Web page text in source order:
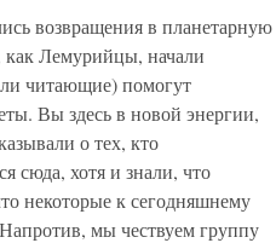
возвращения в планетарную
как Лемурийцы, начали
читающие) помогут
Вы здесь в новой энергии,
о тех, кто
сюда, хотя и знали, что
некоторые к сегодняшнему
мы чествуем группу